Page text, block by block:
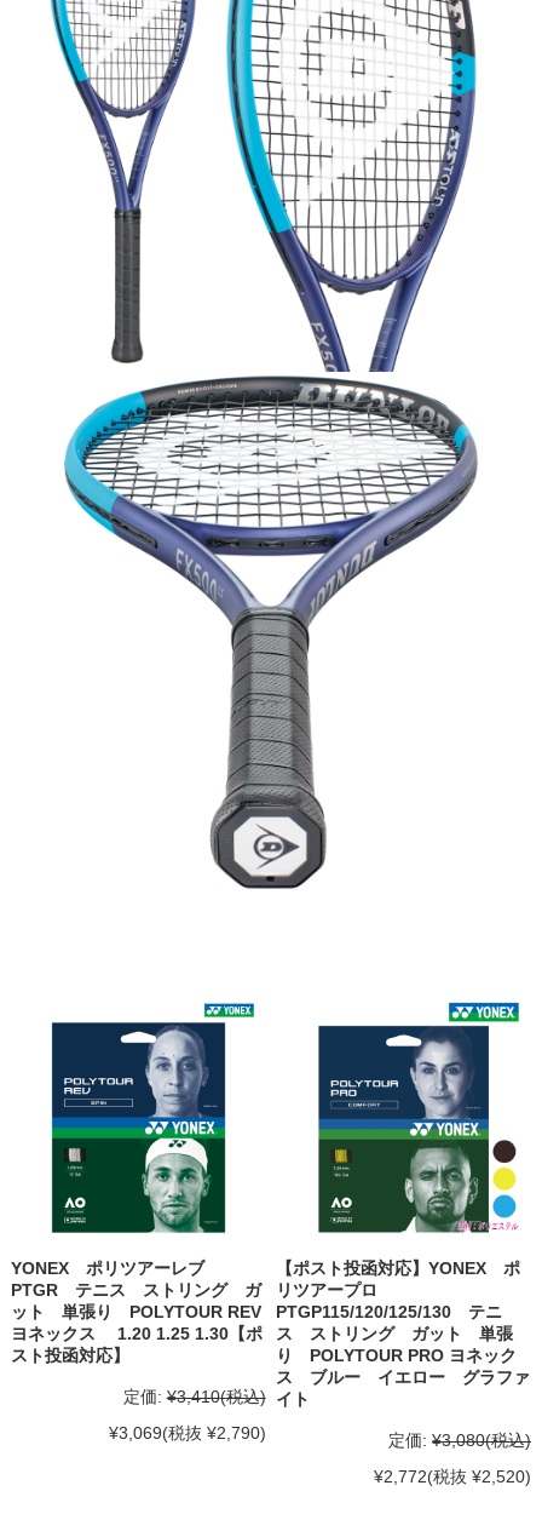
YONEX ポリツアーレブ
PTGR テニス ストリング ガ
ット 単張り POLYTOUR REV
ヨネックス 1.20 1.25 1.30【ポ
スト投函対応】
定価: ¥3,410(税込)
¥3,069(税抜 ¥2,790)
【ポスト投函対応】YONEX ポ
リツアープロ
PTGP115/120/125/130 テニ
ス ストリング ガット 単張
り POLYTOUR PRO ヨネック
ス ブルー イエロー グラファ
イト
定価: ¥3,080(税込)
¥2,772(税抜 ¥2,520)